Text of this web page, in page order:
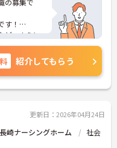
す！
ど、さらに
相談くださ
紹介してもらう
更新日：2026年04月24日
崎ナーシングホーム
社会